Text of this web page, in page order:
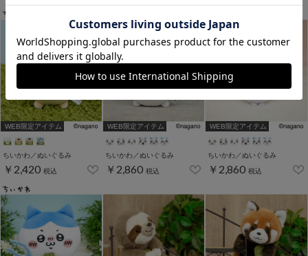
WEB限定アイテム
ちいかわ／ぬいぐるみ
￥2,420 税込
WEB限定アイテム
ちいかわ／ぬいぐるみ
￥2,860 税込
WEB限定アイテム
ちいかわ／ぬいぐるみ
￥2,860 税込